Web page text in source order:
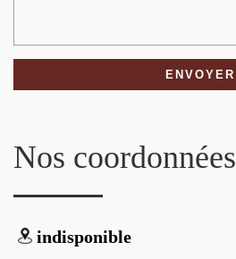
Nos coordonnées
indisponible